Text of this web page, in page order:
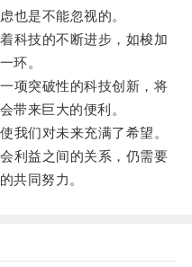
是不能忽视的。
技的不断进步，如梭加
环。
突破性的科技创新，将
带来巨大的便利。
们对未来充满了希望。
益之间的关系，仍需要
共同努力。